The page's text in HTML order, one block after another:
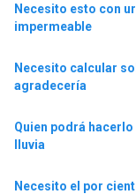
Necesito esto con
impermeable
Necesito calcular
agradecería
Quien podrá
lluvia
Necesito el por